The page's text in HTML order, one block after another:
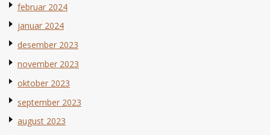
februar 2024
januar 2024
desember 2023
november 2023
oktober 2023
september 2023
august 2023